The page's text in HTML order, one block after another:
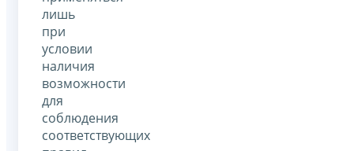
лишь
при
условии
наличия
возможности
для
соблюдения
соответствующих